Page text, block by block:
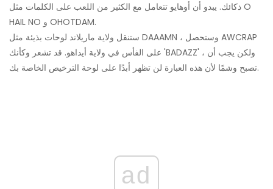
ذكائك. يبدو أن أوهايو تتعامل مع الكثير من اللعب على الكلمات مثل O
HAIL NO و OHOTDAM.
ستنقل ولاية ماريلاند لوحات بذيئة مثل DAAAMN ، وستحصل AWCRAP
على الفأس في ولاية أيداهو. قد تشعر وكأنك 'BADAZZ' ، ولكن يجب أن
تصبح وشمًا لأن هذه العبارة لن تظهر أبدًا على لوحة الترخيص الخاصة بك.
ad